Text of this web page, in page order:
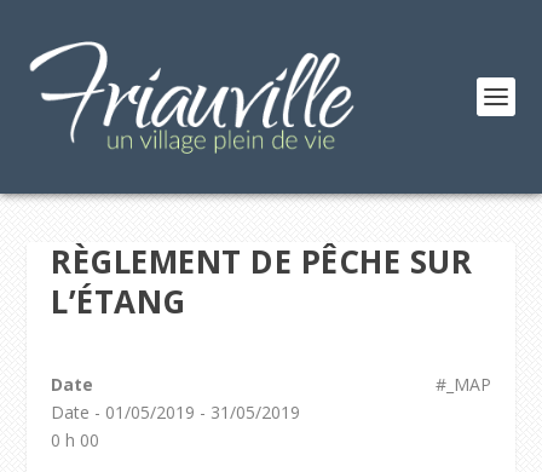
RÈGLEMENT DE PÊCHE SUR
L’ÉTANG
#_MAP
Date
Date - 01/05/2019 - 31/05/2019
0 h 00